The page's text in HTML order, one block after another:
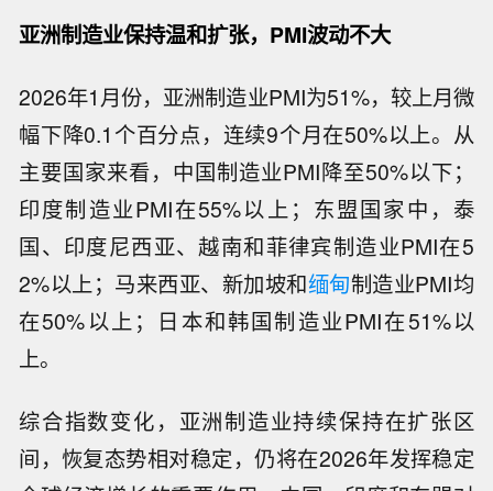
亚洲制造业保持温和扩张，PMI波动不大
2026年1月份，亚洲制造业PMI为51%，较上月微
幅下降0.1个百分点，连续9个月在50%以上。从
主要国家来看，中国制造业PMI降至50%以下；
印度制造业PMI在55%以上；东盟国家中，泰
国、印度尼西亚、越南和菲律宾制造业PMI在5
2%以上；马来西亚、新加坡和缅甸制造业PMI均
在50%以上；日本和韩国制造业PMI在51%以
上。
综合指数变化，亚洲制造业持续保持在扩张区
间，恢复态势相对稳定，仍将在2026年发挥稳定